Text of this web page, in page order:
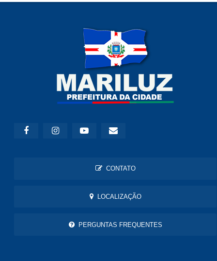
CONTATO
LOCALIZAÇÃO
PERGUNTAS FREQUENTES